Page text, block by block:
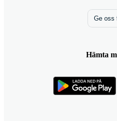
Ge oss
Hämta